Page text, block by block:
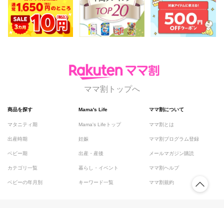
ママ割トップへ
商品を探す
マタニティ期
出産時期
ベビー期
カテゴリ一覧
ベビーの年月別
Mama's Life
Mama's Lifeトップ
妊娠
出産・産後
暮らし・イベント
キーワード一覧
ママ割について
ママ割とは
ママ割プログラム登録
メールマガジン購読
ママ割ヘルプ
ママ割規約